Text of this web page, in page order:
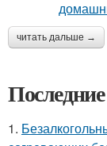
читать дальше →
1.